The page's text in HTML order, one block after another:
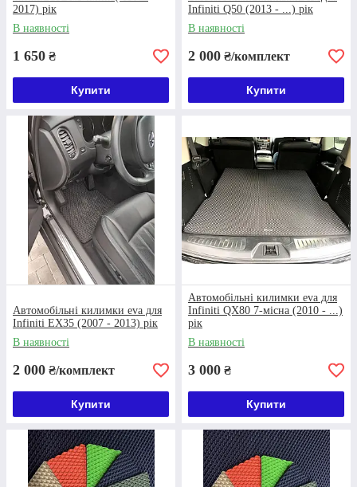
Зв'язатися з нами
Як купити килимки?
Заявка
Купитикилимки в авто Seatна
сайті або залишити повідомлення в
Вайбер і вам подзвонить менеджер.
2017) рік
В наявності
1 650 ₴
Купити
Infiniti Q50 (2013 - ...) рік
В наявності
2 000 ₴/комплект
Купити
Автомобільні килимки eva для
Infiniti EX35 (2007 - 2013) рік
В наявності
2 000 ₴/комплект
Купити
Автомобільні килимки eva для
Infiniti QX80 7-місна (2010 - ...)
рік
В наявності
3 000 ₴
Купити